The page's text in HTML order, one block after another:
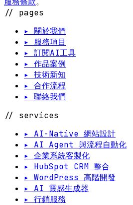
// pages
▸ 關於我們
▸ 服務項目
▸ 訂閱AI工具
▸ 作品案例
▸ 技術新知
▸ 合作流程
▸ 聯絡我們
// services
▸ AI-Native 網站設計
▸ AI Agent 與流程自動化
▸ 企業系統客製化
▸ HubSpot CRM 整合
▸ WordPress 高階開發
▸ AI 靈感生成器
▸ 行銷服務